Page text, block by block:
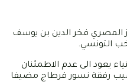
المصري فخر الدين بن يوسف
التونسي.
ان الاستياء يعود الى عدم الاطمئنان
رفقة نسور قرطاج مضيفا